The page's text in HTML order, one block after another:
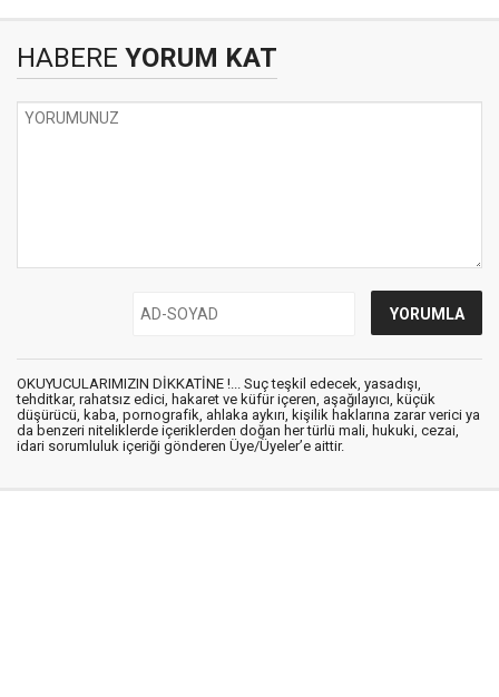
HABERE YORUM KAT
OKUYUCULARIMIZIN DİKKATİNE !... Suç teşkil edecek, yasadışı,
tehditkar, rahatsız edici, hakaret ve küfür içeren, aşağılayıcı, küçük
düşürücü, kaba, pornografik, ahlaka aykırı, kişilik haklarına zarar verici ya
da benzeri niteliklerde içeriklerden doğan her türlü mali, hukuki, cezai,
idari sorumluluk içeriği gönderen Üye/Üyeler’e aittir.